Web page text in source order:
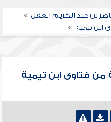
بن عبد الكريم العقل
ابن تيمية
من فتاوى ابن تيمية